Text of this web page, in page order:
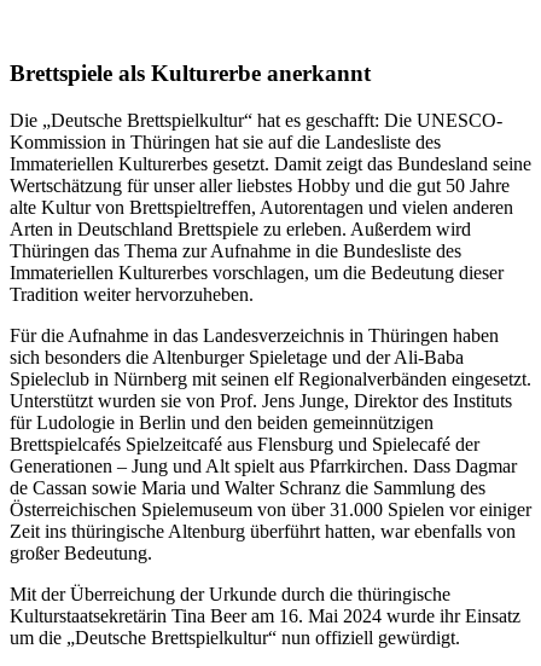
Brettspiele als Kulturerbe anerkannt
Die „Deutsche Brettspielkultur“ hat es geschafft: Die UNESCO-
Kommission in Thüringen hat sie auf die Landesliste des
Immateriellen Kulturerbes gesetzt. Damit zeigt das Bundesland seine
Wertschätzung für unser aller liebstes Hobby und die gut 50 Jahre
alte Kultur von Brettspieltreffen, Autorentagen und vielen anderen
Arten in Deutschland Brettspiele zu erleben. Außerdem wird
Thüringen das Thema zur Aufnahme in die Bundesliste des
Immateriellen Kulturerbes vorschlagen, um die Bedeutung dieser
Tradition weiter hervorzuheben.
Für die Aufnahme in das Landesverzeichnis in Thüringen haben
sich besonders die Altenburger Spieletage und der Ali-Baba
Spieleclub in Nürnberg mit seinen elf Regionalverbänden eingesetzt.
Unterstützt wurden sie von Prof. Jens Junge, Direktor des Instituts
für Ludologie in Berlin und den beiden gemeinnützigen
Brettspielcafés Spielzeitcafé aus Flensburg und Spielecafé der
Generationen – Jung und Alt spielt aus Pfarrkirchen. Dass Dagmar
de Cassan sowie Maria und Walter Schranz die Sammlung des
Österreichischen Spielemuseum von über 31.000 Spielen vor einiger
Zeit ins thüringische Altenburg überführt hatten, war ebenfalls von
großer Bedeutung.
Mit der Überreichung der Urkunde durch die thüringische
Kulturstaatsekretärin Tina Beer am 16. Mai 2024 wurde ihr Einsatz
um die „Deutsche Brettspielkultur“ nun offiziell gewürdigt.